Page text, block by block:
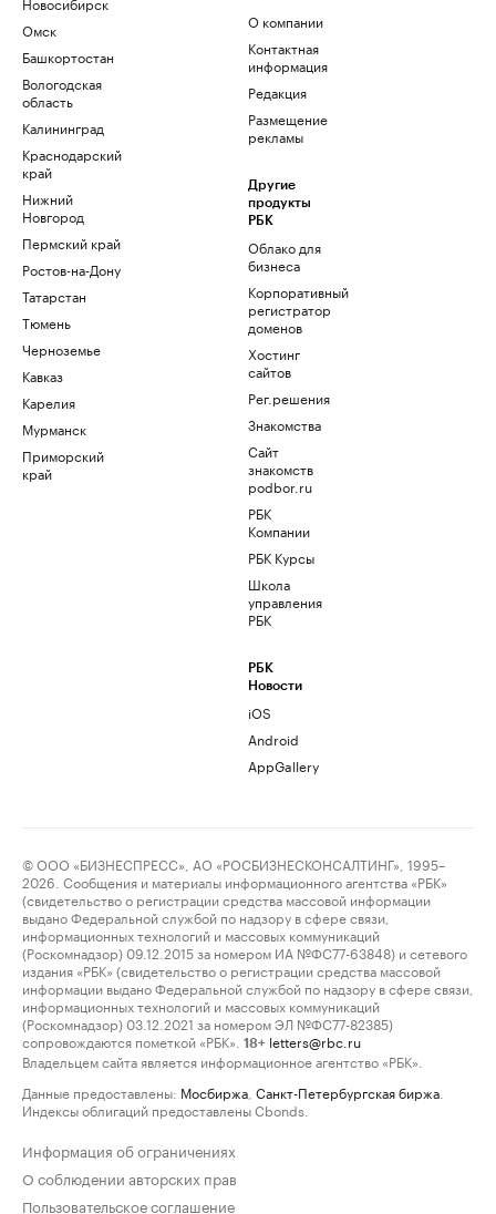
Омск
Башкортостан
Вологодская
область
Калининград
Краснодарский
край
Нижний
Новгород
Пермский край
Ростов-на-Дону
Татарстан
Тюмень
Черноземье
Кавказ
Карелия
Мурманск
Приморский
край
О компании
Контактная
информация
Редакция
Размещение
рекламы
Другие
продукты
РБК
Облако для
бизнеса
Корпоративный
регистратор
доменов
Хостинг
сайтов
Рег.решения
Знакомства
Сайт
знакомств
podbor.ru
РБК
Компании
РБК Курсы
Школа
управления
РБК
РБК
Новости
iOS
Android
AppGallery
© ООО «БИЗНЕСПРЕСС», АО «РОСБИЗНЕСКОНСАЛТИНГ», 1995–
2026. Сообщения и материалы информационного агентства «РБК»
(свидетельство о регистрации средства массовой информации
выдано Федеральной службой по надзору в сфере связи,
информационных технологий и массовых коммуникаций
(Роскомнадзор) 09.12.2015 за номером ИА №ФС77-63848) и сетевого
издания «РБК» (свидетельство о регистрации средства массовой
информации выдано Федеральной службой по надзору в сфере связи,
информационных технологий и массовых коммуникаций
(Роскомнадзор) 03.12.2021 за номером ЭЛ №ФС77-82385)
сопровождаются пометкой «РБК».
18+ letters@rbc.ru
Владельцем сайта является информационное агентство «РБК».
Данные предоставлены: Мосбиржа Санкт-Петербургская биржа
Индексы облигаций предоставлены Cbonds.
Информация об ограничениях
О соблюдении авторских прав
Пользовательское соглашение